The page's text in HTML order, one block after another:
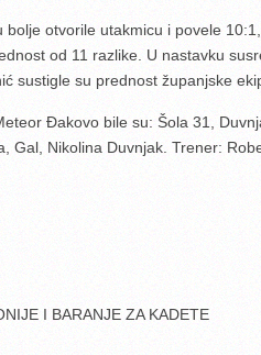
bolje otvorile utakmicu i povele
od 11 razlike. U nastavku
sustigle su prednost županjske
Đakovo bile su: Šola 31,
Gal, Nikolina Duvnjak. Trener:
I BARANJE ZA KADETE